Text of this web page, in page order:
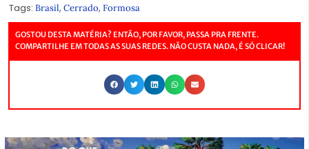
Tags: Brasil, Cerrado, Formosa
GOSTOU DESTA MATÉRIA? ENTÃO, POR FAVOR, PASSA PRA FRENTE.
COMPARTILHE EM TODAS AS SUAS REDES. NÃO CUSTA NADA, É SÓ CLICAR!